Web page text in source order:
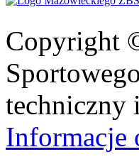
Copyright
techniczny
Informacje